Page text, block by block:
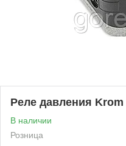
Реле давления
В наличии
Розница